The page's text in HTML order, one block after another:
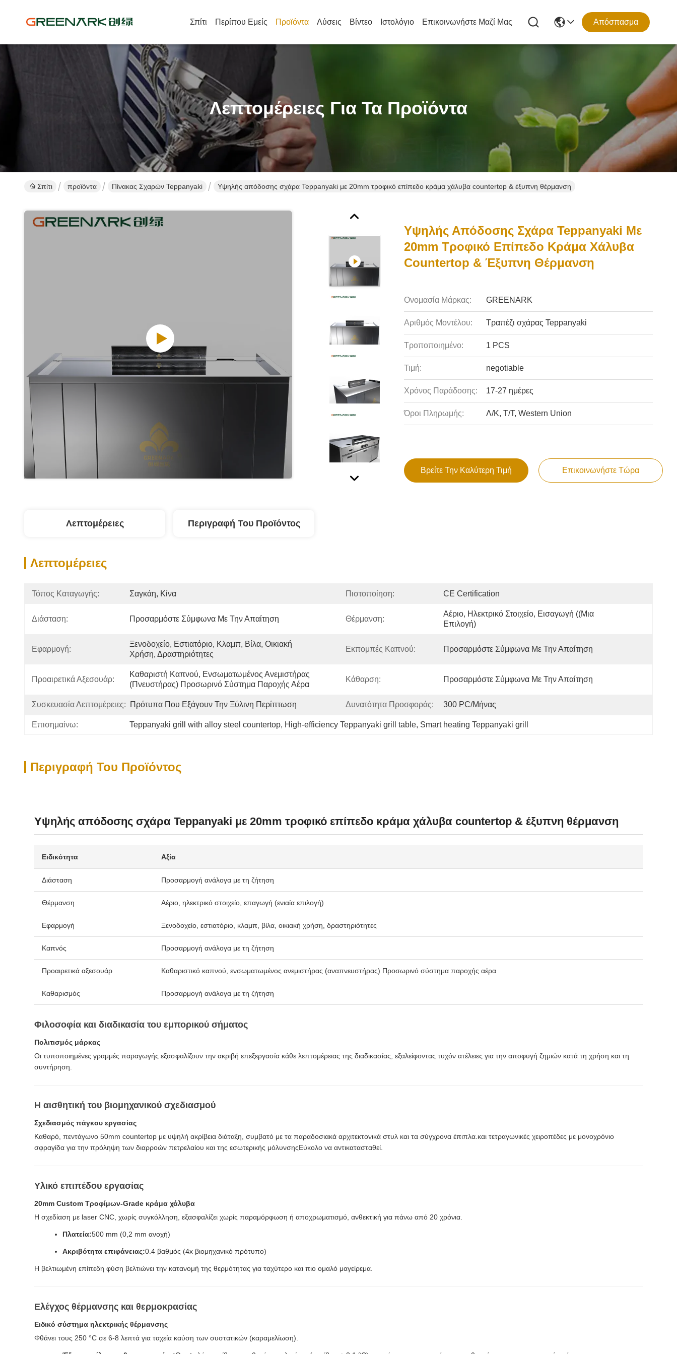
Σπίτι Περίπου Εμείς Προϊόντα Λύσεις Βίντεο Ιστολόγιο Επικοινωνήστε Μαζί Μας Απόσπασμα
Λεπτομέρειες Για Τα Προϊόντα
Σπίτι προϊόντα Πίνακας Σχαρών Teppanyaki Υψηλής απόδοσης σχάρα Teppanyaki με 20mm τροφικό επίπεδο κράμα χάλυβα countertop & έξυπνη θέρμανση
Υψηλής Απόδοσης Σχάρα Teppanyaki Με
20mm Τροφικό Επίπεδο Κράμα Χάλυβα
Countertop & Έξυπνη Θέρμανση
Ονομασία Μάρκας: GREENARK
Αριθμός Μοντέλου: Τραπέζι σχάρας Teppanyaki
Τροποποιημένο: 1 PCS
Τιμή: negotiable
Χρόνος Παράδοσης: 17-27 ημέρες
Όροι Πληρωμής: Λ/Κ, Τ/Τ, Western Union
Βρείτε Την Καλύτερη Τιμή Επικοινωνήστε Τώρα
Λεπτομέρειες Περιγραφή Του Προϊόντος
Λεπτομέρειες
Τόπος Καταγωγής: Σαγκάη, Κίνα Πιστοποίηση: CE Certification
Διάσταση: Προσαρμόστε Σύμφωνα Με Την Απαίτηση Θέρμανση:
Αέριο, Ηλεκτρικό Στοιχείο, Εισαγωγή ((Μια
Επιλογή)
Εφαρμογή:
Ξενοδοχείο, Εστιατόριο, Κλαμπ, Βίλα, Οικιακή
Χρήση, Δραστηριότητες
Εκπομπές Καπνού: Προσαρμόστε Σύμφωνα Με Την Απαίτηση
Προαιρετικά Αξεσουάρ:
Καθαριστή Καπνού, Ενσωματωμένος Ανεμιστήρας
(πνευστήρας) Προσωρινό Σύστημα Παροχής Αέρα
Κάθαρση: Προσαρμόστε Σύμφωνα Με Την Απαίτηση
Συσκευασία Λεπτομέρειες: Πρότυπα Που Εξάγουν Την Ξύλινη Περίπτωση Δυνατότητα Προσφοράς: 300 PC/μήνας
Επισημαίνω: Teppanyaki grill with alloy steel countertop, High-efficiency Teppanyaki grill table, Smart heating Teppanyaki grill
Περιγραφή Του Προϊόντος
Υψηλής απόδοσης σχάρα Teppanyaki με 20mm τροφικό επίπεδο κράμα χάλυβα countertop & έξυπνη θέρμανση
Ειδικότητα Αξία
Διάσταση Προσαρμογή ανάλογα με τη ζήτηση
Θέρμανση Αέριο, ηλεκτρικό στοιχείο, επαγωγή (ενιαία επιλογή)
Εφαρμογή Ξενοδοχείο, εστιατόριο, κλαμπ, βίλα, οικιακή χρήση, δραστηριότητες
Καπνός Προσαρμογή ανάλογα με τη ζήτηση
Προαιρετικά αξεσουάρ Καθαριστικό καπνού, ενσωματωμένος ανεμιστήρας (αναπνευστήρας) Προσωρινό σύστημα παροχής αέρα
Καθαρισμός Προσαρμογή ανάλογα με τη ζήτηση
Φιλοσοφία και διαδικασία του εμπορικού σήματος
Πολιτισμός μάρκας
Οι τυποποιημένες γραμμές παραγωγής εξασφαλίζουν την ακριβή επεξεργασία κάθε λεπτομέρειας της διαδικασίας, εξαλείφοντας τυχόν ατέλειες για την αποφυγή ζημιών κατά τη χρήση και τη
συντήρηση.
Η αισθητική του βιομηχανικού σχεδιασμού
Σχεδιασμός πάγκου εργασίας
Καθαρό, πεντάγωνο 50mm countertop με υψηλή ακρίβεια διάταξη, συμβατό με τα παραδοσιακά αρχιτεκτονικά στυλ και τα σύγχρονα έπιπλα.και τετραγωνικές χειροπέδες με μονοχρόνιο
σφραγίδα για την πρόληψη των διαρροών πετρελαίου και της εσωτερικής μόλυνσηςΕύκολο να αντικατασταθεί.
Υλικό επιπέδου εργασίας
20mm Custom Τροφίμων-Grade κράμα χάλυβα
Η σχεδίαση με laser CNC, χωρίς συγκόλληση, εξασφαλίζει χωρίς παραμόρφωση ή αποχρωματισμό, ανθεκτική για πάνω από 20 χρόνια.
Πλατεία:500 mm (0,2 mm ανοχή)
Ακριβότητα επιφάνειας:0.4 βαθμός (4x βιομηχανικό πρότυπο)
Η βελτιωμένη επίπεδη φύση βελτιώνει την κατανομή της θερμότητας για ταχύτερο και πιο ομαλό μαγείρεμα.
Ελέγχος θέρμανσης και θερμοκρασίας
Ειδικό σύστημα ηλεκτρικής θέρμανσης
Φθάνει τους 250 °C σε 6-8 λεπτά για ταχεία καύση των συστατικών (καραμελίωση).